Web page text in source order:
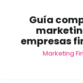
Guía
empresas
Marketing